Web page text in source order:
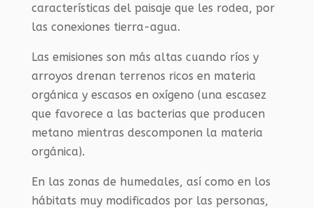
características del paisaje que les rodea, por
las conexiones tierra-agua.
Las emisiones son más altas cuando ríos y
arroyos drenan terrenos ricos en materia
orgánica y escasos en oxígeno (una escasez
que favorece a las bacterias que producen
metano mientras descomponen la materia
orgánica).
En las zonas de humedales, así como en los
hábitats muy modificados por las personas,